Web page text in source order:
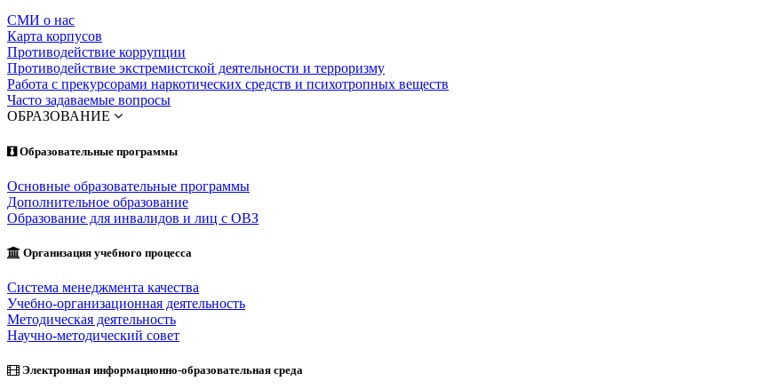
СМИ о нас
Карта корпусов
Противодействие коррупции
Противодействие экстремистской деятельности и терроризму
Работа с прекурсорами наркотических средств и психотропных веществ
Часто задаваемые вопросы
ОБРАЗОВАНИЕ
Образовательные программы
Основные образовательные программы
Дополнительное образование
Образование для инвалидов и лиц с ОВЗ
Организация учебного процесса
Система менеджмента качества
Учебно-организационная деятельность
Методическая деятельность
Научно-методический совет
Электронная информационно-образовательная среда